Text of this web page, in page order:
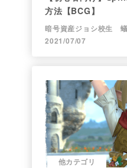
方法【BCG】
暗号資産ジョシ校生
2021/07/07
他カテゴリ